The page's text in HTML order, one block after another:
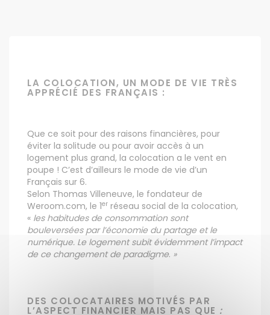
LA COLOCATION, UN MODE DE VIE TRÈS
APPRÉCIÉ DES FRANÇAIS :
Que ce soit pour des raisons financières, pour
éviter la solitude ou pour avoir accès à un
logement plus grand, la colocation a le vent en
poupe ! C’est d’ailleurs le mode de vie d’un
Français sur 6.
Selon Thomas Villeneuve, le fondateur de
Weroom.com, le 1er réseau social de la colocation,
« les habitudes de consommation sont
bouleversées par l’économie du partage et le
numérique. Le logement subit évidemment l’impact
de ce changement de paradigme. »
DES COLOCATAIRES MOTIVÉS PAR
L’ASPECT FINANCIER MAIS PAS QUE :